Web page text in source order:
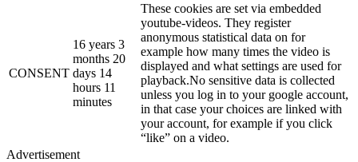
CONSENT
16 years 3
months 20
days 14
hours 11
minutes
These cookies are set via embedded
youtube-videos. They register
anonymous statistical data on for
example how many times the video is
displayed and what settings are used for
playback.No sensitive data is collected
unless you log in to your google account,
in that case your choices are linked with
your account, for example if you click
“like” on a video.
Advertisement